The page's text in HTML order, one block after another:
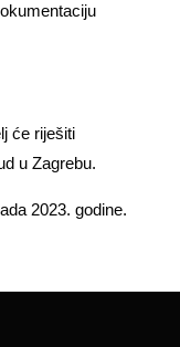
će riješiti
u Zagrebu.
2023. godine.